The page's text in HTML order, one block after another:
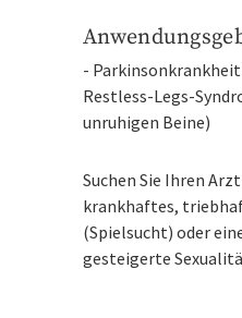
-
Restless-Legs-
unruhigen Beine)
Suchen Sie Ihren
krankhaftes,
(Spielsucht) oder
gesteigerte